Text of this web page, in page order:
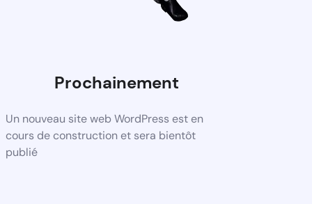
Prochainement
Un nouveau site web WordPress est en
cours de construction et sera bientôt
publié